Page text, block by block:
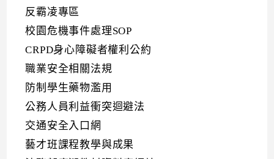
反霸凌專區
校園危機事件處理SOP
CRPD身心障礙者權利公約
職業安全相關法規
防制學生藥物濫用
公務人員利益衝突迴避法
交通安全入口網
藝才班課程教學與成果